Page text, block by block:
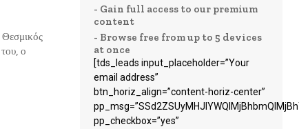
- Gain full access to our premium
content
- Browse free from up to 5 devices
at once
[tds_leads input_placeholder=”Your
email address”
btn_horiz_align=”content-horiz-center”
pp_checkbox=”yes”